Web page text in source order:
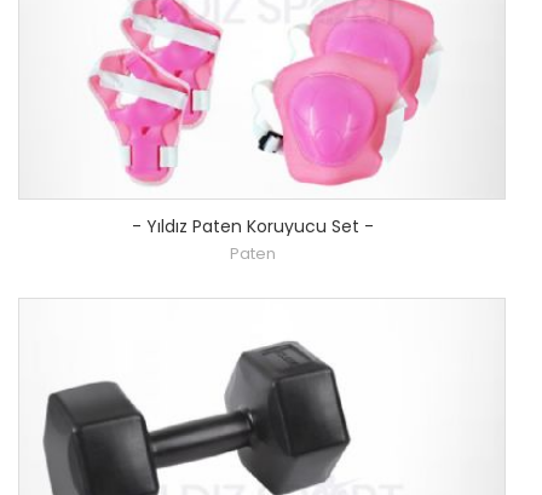
-Yıldız Paten Koruyucu Set -
Paten